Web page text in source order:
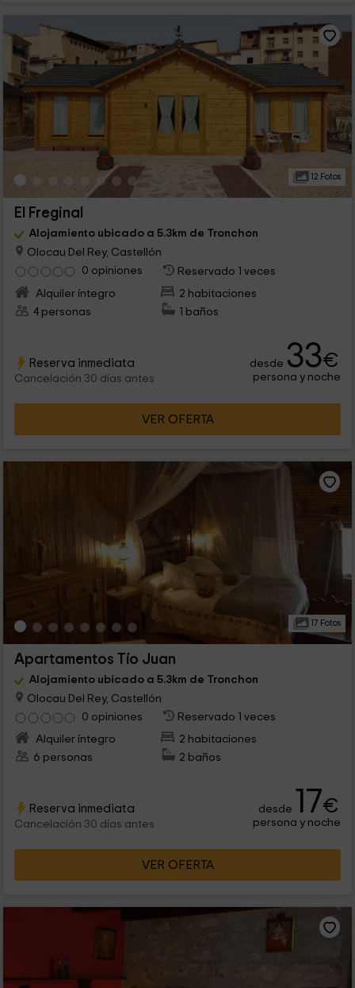
12 Fotos
El Freginal
Alojamiento ubicado a 5.3km de Tronchon
Olocau Del Rey, Castellón
0 opiniones
Reservado 1 veces
Alquiler íntegro
2 habitaciones
4 personas
1 baños
Reserva inmediata
Cancelación 30 días antes
desde 33€
persona y noche
VER OFERTA
17 Fotos
Apartamentos Tío Juan
Alojamiento ubicado a 5.3km de Tronchon
Olocau Del Rey, Castellón
0 opiniones
Reservado 1 veces
Alquiler íntegro
2 habitaciones
6 personas
2 baños
Reserva inmediata
Cancelación 30 días antes
desde 17€
persona y noche
VER OFERTA